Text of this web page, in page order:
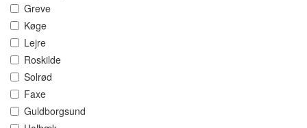
Greve
Køge
Lejre
Roskilde
Solrød
Faxe
Guldborgsund